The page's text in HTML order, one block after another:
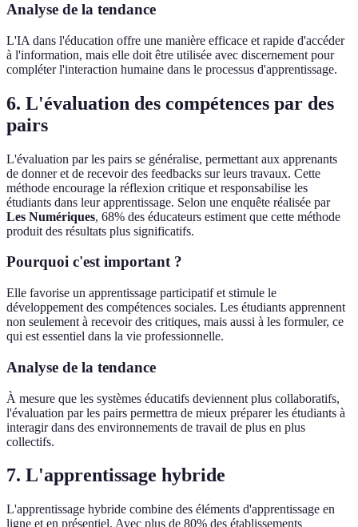
Analyse de la tendance
L'IA dans l'éducation offre une manière efficace et rapide d'accéder
à l'information, mais elle doit être utilisée avec discernement pour
compléter l'interaction humaine dans le processus d'apprentissage.
6. L'évaluation des compétences par des
pairs
L'évaluation par les pairs se généralise, permettant aux apprenants
de donner et de recevoir des feedbacks sur leurs travaux. Cette
méthode encourage la réflexion critique et responsabilise les
étudiants dans leur apprentissage. Selon une enquête réalisée par
Les Numériques, 68% des éducateurs estiment que cette méthode
produit des résultats plus significatifs.
Pourquoi c'est important ?
Elle favorise un apprentissage participatif et stimule le
développement des compétences sociales. Les étudiants apprennent
non seulement à recevoir des critiques, mais aussi à les formuler, ce
qui est essentiel dans la vie professionnelle.
Analyse de la tendance
À mesure que les systèmes éducatifs deviennent plus collaboratifs,
l'évaluation par les pairs permettra de mieux préparer les étudiants à
interagir dans des environnements de travail de plus en plus
collectifs.
7. L'apprentissage hybride
L'apprentissage hybride combine des éléments d'apprentissage en
ligne et en présentiel. Avec plus de 80% des établissements